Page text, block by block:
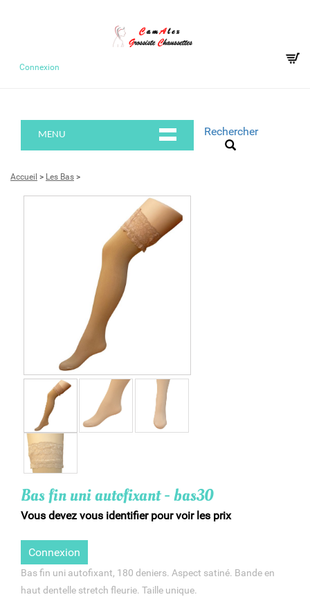
Connexion
MENU Rechercher
Accueil > Les Bas >
Bas fin uni autofixant - bas30
Vous devez vous identifier pour voir les prix
Connexion
Bas fin uni autofixant, 180 deniers. Aspect satiné. Bande en
haut dentelle stretch fleurie. Taille unique.